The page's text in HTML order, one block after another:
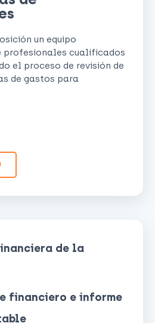
un equipo
profesionales cualificados
el proceso de revisión de
de gastos para
de la
financiero e informe